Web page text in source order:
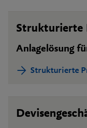
Strukturierte
Anlagelösung
Strukturierte